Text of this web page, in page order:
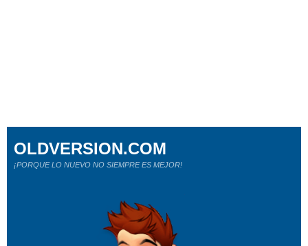
OLDVERSION.COM
¡PORQUE LO NUEVO NO SIEMPRE ES MEJOR!